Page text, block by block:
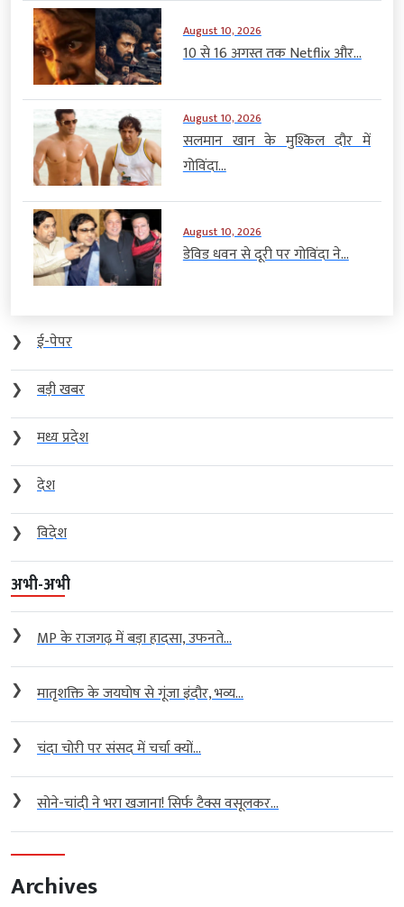
August 10, 2026
10 से 16 अगस्त तक Netflix और...
August 10, 2026
सलमान खान के मुश्किल दौर में
गोविंदा...
August 10, 2026
डेविड धवन से दूरी पर गोविंदा ने...
❯
ई-पेपर
❯
बड़ी खबर
❯
मध्य प्रदेश
❯
देश
❯
विदेश
अभी-अभी
❯ MP के राजगढ़ में बड़ा हादसा, उफनते...
❯ मातृशक्ति के जयघोष से गूंजा इंदौर, भव्य...
❯ चंदा चोरी पर संसद में चर्चा क्यों...
❯ सोने-चांदी ने भरा खजाना! सिर्फ टैक्स वसूलकर...
Archives